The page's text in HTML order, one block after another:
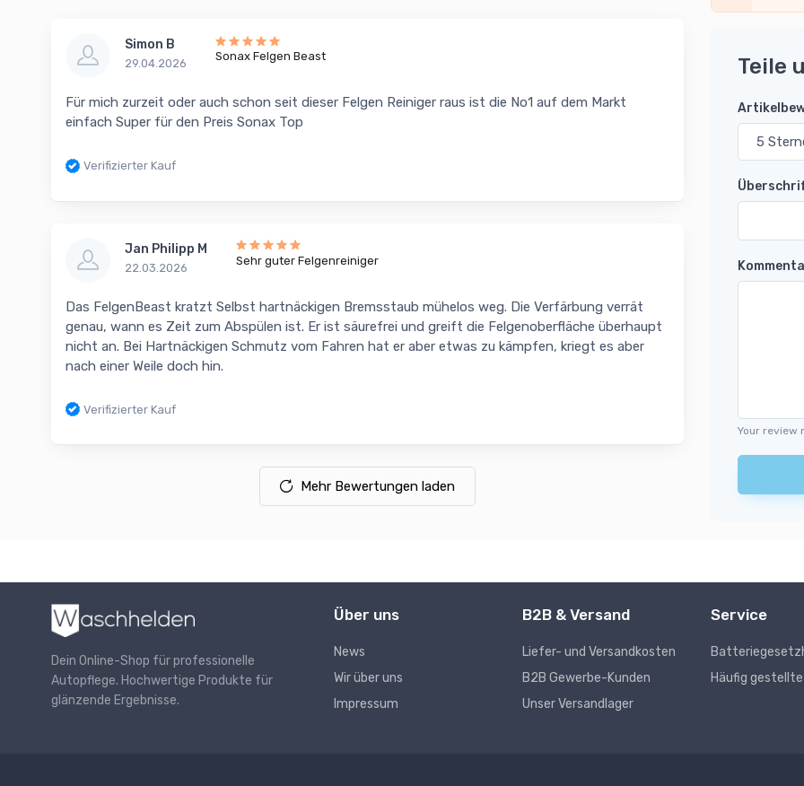
Simon B
29.04.2026
Sonax Felgen Beast
Für mich zurzeit oder auch schon seit dieser Felgen Reiniger raus ist die No1 auf dem Markt
einfach Super für den Preis Sonax Top
Verifizierter Kauf
Jan Philipp M
22.03.2026
Sehr guter Felgenreiniger
Das FelgenBeast kratzt Selbst hartnäckigen Bremsstaub mühelos weg. Die Verfärbung verrät
genau, wann es Zeit zum Abspülen ist. Er ist säurefrei und greift die Felgenoberfläche überhaupt
nicht an. Bei Hartnäckigen Schmutz vom Fahren hat er aber etwas zu kämpfen, kriegt es aber
nach einer Weile doch hin.
Verifizierter Kauf
Mehr Bewertungen laden
Teile
Your review
Dein Online-Shop für professionelle
Autopflege. Hochwertige Produkte für
glänzende Ergebnisse.
Über uns
News
Wir über uns
Impressum
B2B & Versand
Liefer- und Versandkosten
B2B Gewerbe-Kunden
Unser Versandlager
Service
Häufig gestellte